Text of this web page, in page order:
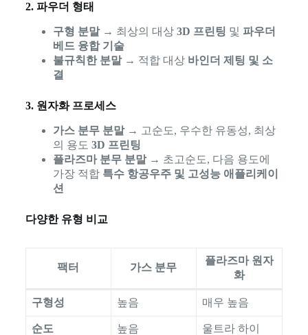
2. 파우더 형태
구형 분말→ 최상의 대상 3D 프린팅 및 파우더
베드 융합 기술
불규칙한 분말→ 적합 대상 바인더 제팅 및 소
결
3. 원자화 프로세스
가스 분무 분말→ 고순도, 우수한 유동성, 최상
의 용도 3D 프린팅
플라즈마 분무 분말→ 초고순도, 다음 용도에
가장 적합 특수 항공우주 및 고성능 애플리케이
션
다양한 유형 비교
팩터 가스 분무
플라즈마 원자
화
구형성 높음 매우 높음
순도 높음 울트라 하이